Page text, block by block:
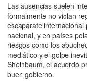
Las ausencias suelen
formalmente no violan
escaparate internacional
nacional, y en países
riesgos como los
mediático y el golpe
Sheinbaum, el acuerdo
buen gobierno.